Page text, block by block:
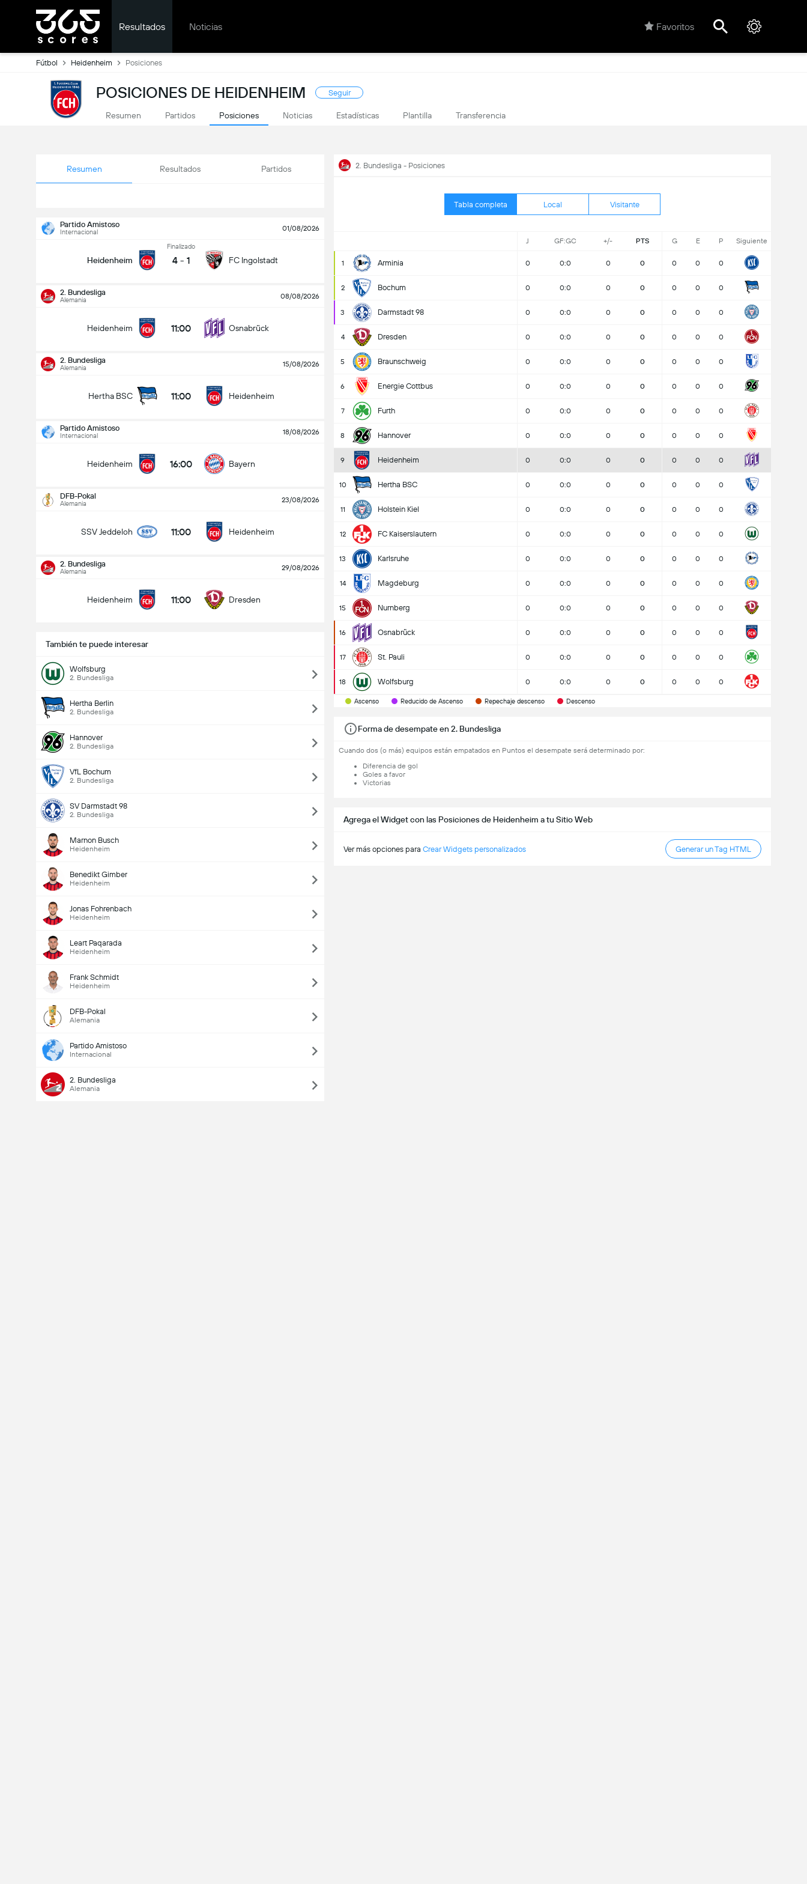
Resultados Noticias Favoritos
Fútbol Heidenheim Posiciones
POSICIONES DE HEIDENHEIM Seguir
Resumen Partidos Posiciones Noticias Estadísticas Plantilla Transferencia
Resumen Resultados Partidos
Partido Amistoso
Internacional 01/08/2026
Heidenheim
Finalizado
4 - 1 FC Ingolstadt
2. Bundesliga
Alemania 08/08/2026
Heidenheim 11:00 Osnabrück
2. Bundesliga
Alemania 15/08/2026
Hertha BSC 11:00 Heidenheim
Partido Amistoso
Internacional 18/08/2026
Heidenheim 16:00 Bayern
DFB-Pokal
Alemania 23/08/2026
SSV Jeddeloh 11:00 Heidenheim
2. Bundesliga
Alemania 29/08/2026
Heidenheim 11:00 Dresden
También te puede interesar
Wolfsburg
2. Bundesliga
Hertha Berlin
2. Bundesliga
Hannover
2. Bundesliga
VfL Bochum
2. Bundesliga
SV Darmstadt 98
2. Bundesliga
Marnon Busch
Heidenheim
Benedikt Gimber
Heidenheim
Jonas Fohrenbach
Heidenheim
Leart Paqarada
Heidenheim
Frank Schmidt
Heidenheim
DFB-Pokal
Alemania
Partido Amistoso
Internacional
2. Bundesliga
Alemania
2. Bundesliga - Posiciones
Tabla completa Local Visitante
J GF:GC +/- PTS G E P Siguiente
1 Arminia 0 0:0 0 0 0 0 0
2 Bochum 0 0:0 0 0 0 0 0
3 Darmstadt 98 0 0:0 0 0 0 0 0
4 Dresden 0 0:0 0 0 0 0 0
5 Braunschweig 0 0:0 0 0 0 0 0
6 Energie Cottbus 0 0:0 0 0 0 0 0
7 Furth 0 0:0 0 0 0 0 0
8 Hannover 0 0:0 0 0 0 0 0
9 Heidenheim 0 0:0 0 0 0 0 0
10 Hertha BSC 0 0:0 0 0 0 0 0
11 Holstein Kiel 0 0:0 0 0 0 0 0
12 FC Kaiserslautern 0 0:0 0 0 0 0 0
13 Karlsruhe 0 0:0 0 0 0 0 0
14 Magdeburg 0 0:0 0 0 0 0 0
15 Nurnberg 0 0:0 0 0 0 0 0
16 Osnabrück 0 0:0 0 0 0 0 0
17 St. Pauli 0 0:0 0 0 0 0 0
18 Wolfsburg 0 0:0 0 0 0 0 0
Ascenso Reducido de Ascenso Repechaje descenso Descenso
Forma de desempate en 2. Bundesliga
Cuando dos (o más) equipos están empatados en Puntos el desempate será determinado por:
Diferencia de gol
Goles a favor
Victorias
Agrega el Widget con las Posiciones de Heidenheim a tu Sitio Web
Ver más opciones para Crear Widgets personalizados Generar un Tag HTML